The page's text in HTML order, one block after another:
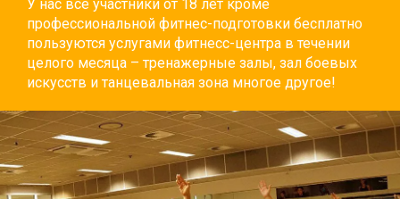
У нас все участники от 18 лет кроме
профессиональной фитнес-подготовки бесплатно
пользуются услугами фитнесс-центра в течении
целого месяца – тренажерные залы, зал боевых
искусств и танцевальная зона многое другое!